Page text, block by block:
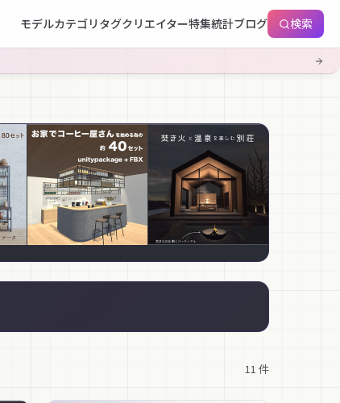
モデルカテゴリ タグクリエイター特集統計ブログ 検索
11 件